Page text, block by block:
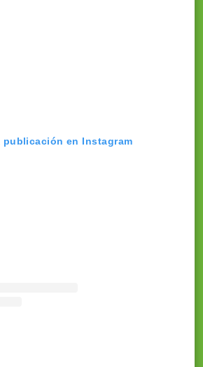
publicación en Instagram